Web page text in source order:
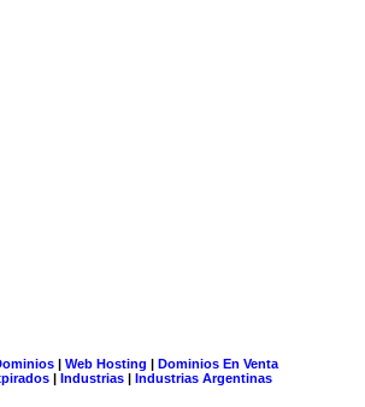
| Web Hosting | Dominios En Venta
| Industrias | Industrias Argentinas